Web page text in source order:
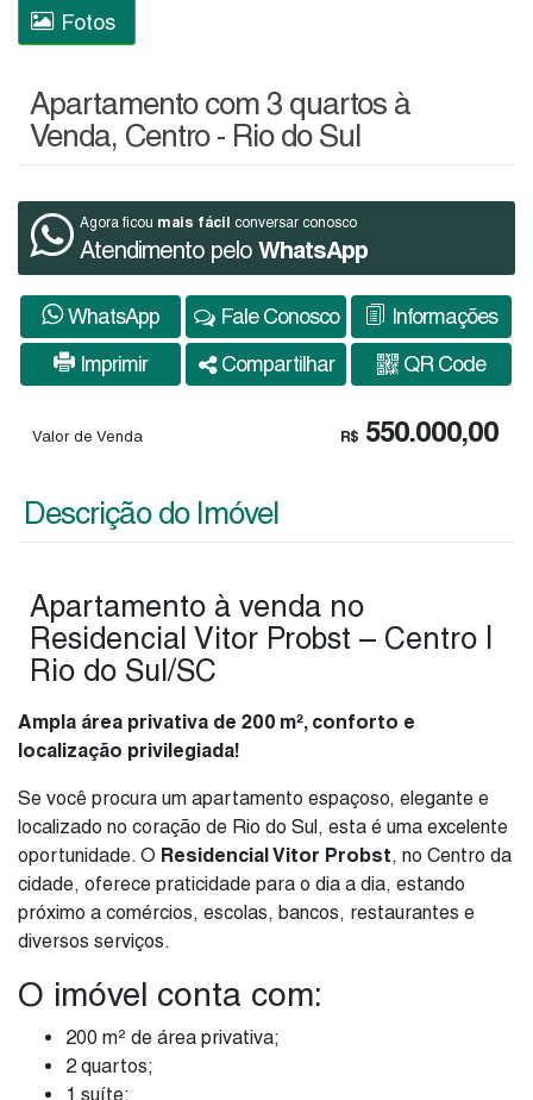
Fotos
Apartamento com 3 quartos à
Venda, Centro - Rio do Sul
Agora ficou mais fácil conversar conosco
Atendimento pelo WhatsApp
WhatsApp Fale Conosco
Informações
Imprimir
Compartilhar QR Code
R$ 550.000,00
Valor de Venda
Descrição do Imóvel
Apartamento à venda no
Residencial Vitor Probst – Centro |
Rio do Sul/SC
Ampla área privativa de 200 m², conforto e
localização privilegiada!
Se você procura um apartamento espaçoso, elegante e
localizado no coração de Rio do Sul, esta é uma excelente
oportunidade. O Residencial Vitor Probst, no Centro da
cidade, oferece praticidade para o dia a dia, estando
próximo a comércios, escolas, bancos, restaurantes e
diversos serviços.
O imóvel conta com:
200 m² de área privativa;
2 quartos;
1 suíte;